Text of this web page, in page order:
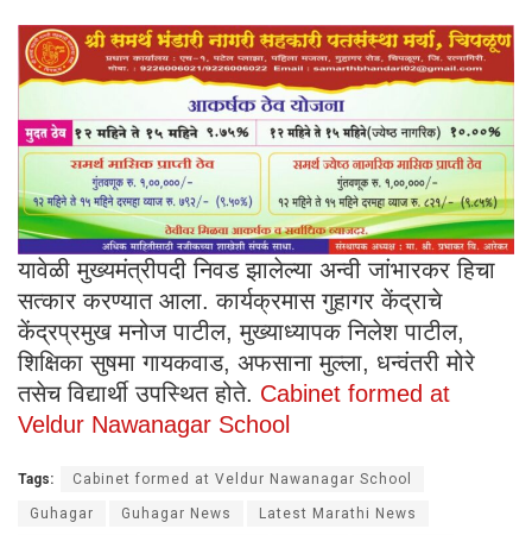
यावेळी मुख्यमंत्रीपदी निवड झालेल्या अन्वी जांभारकर हिचा
सत्कार करण्यात आला. कार्यक्रमास गुहागर केंद्राचे
केंद्रप्रमुख मनोज पाटील, मुख्याध्यापक निलेश पाटील,
शिक्षिका सुषमा गायकवाड, अफसाना मुल्ला, धन्वंतरी मोरे
तसेच विद्यार्थी उपस्थित होते. Cabinet formed at
Veldur Nawanagar School
Tags: Cabinet formed at Veldur Nawanagar School
Guhagar Guhagar News Latest Marathi News